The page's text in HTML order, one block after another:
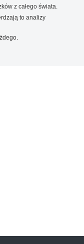
z całego świata.
to analizy